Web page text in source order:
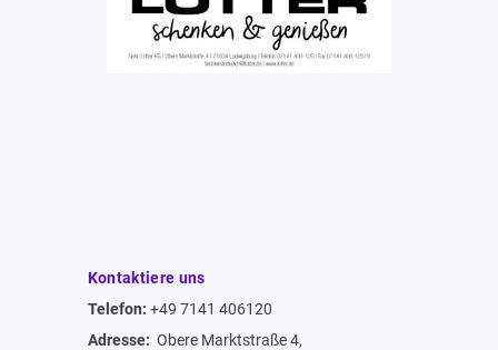
Kontaktiere uns
Telefon: +49 7141 406120
Adresse: Obere Marktstraße 4,